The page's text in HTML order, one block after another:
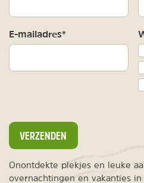
E-mailadres*
VERZENDEN
Onontdekte plekjes en leuke
overnachtingen en vakanties in